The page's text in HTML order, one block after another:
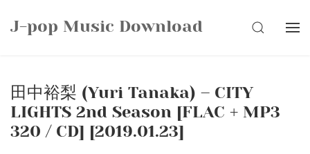
J-pop Music Download SEARCH
田中裕梨 (Yuri Tanaka) – CITY
LIGHTS 2nd Season [FLAC + MP3
320 / CD] [2019.01.23]